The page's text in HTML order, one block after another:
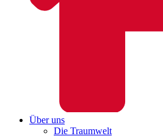
Über uns
Die Traumwelt